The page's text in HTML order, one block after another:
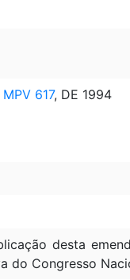
MPV 617, DE 1994
desta
do Congresso